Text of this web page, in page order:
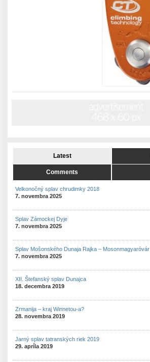
Latest
Comments
Velkonočný splav chrudimky 2018
7. novembra 2025
Splav Zámockej Dyje
7. novembra 2025
Splav Mošonského Dunaja Rajka – Mosonmagyaróvár
7. novembra 2025
XII. Štefanský splav Dunajca
18. decembra 2019
Zrmanija – kraj Winnetou-a?
28. novembra 2019
Jarný splav tatranských riek 2019
29. apríla 2019